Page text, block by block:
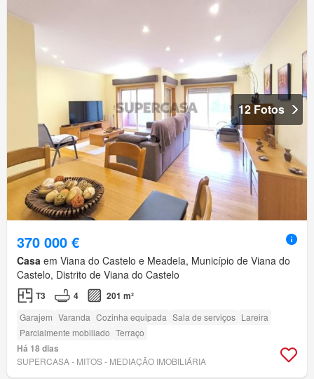
12 Fotos
370 000 €
Casa em Viana do Castelo e Meadela, Município de Viana do
Castelo, Distrito de Viana do Castelo
T3 4 201 m²
Garajem Varanda Cozinha equipada Sala de serviços Lareira
Parcialmente mobiliado Terraço
Há 18 dias
SUPERCASA - MITOS - MEDIAÇÃO IMOBILIÁRIA